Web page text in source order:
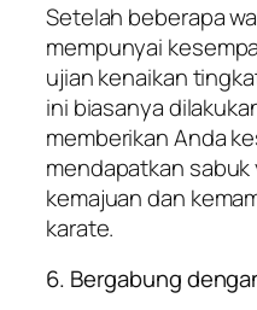
Setelah beberapa
mempunyai
ujian kenaikan
ini biasanya
memberikan Anda
mendapatkan
kemajuan dan
karate.
6. Bergabung